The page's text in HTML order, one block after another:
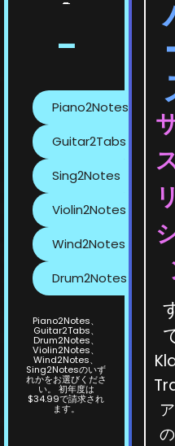
-
Piano2Notes
Guitar2Tabs
Sing2Notes
Violin2Notes
Wind2Notes
Drum2Notes
Piano2Notes、
Guitar2Tabs、
Drum2Notes、
Violin2Notes、
Wind2Notes、
Sing2Notesのいず
れかをお選びくださ
い。 初年度は
$34.99で請求され
ます。